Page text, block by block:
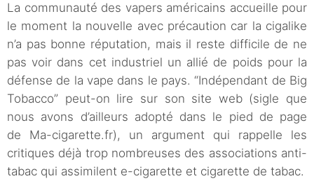
La communauté des vapers américains accueille pour
le moment la nouvelle avec précaution car la cigalike
n’a pas bonne réputation, mais il reste difficile de ne
pas voir dans cet industriel un allié de poids pour la
défense de la vape dans le pays. “Indépendant de Big
Tobacco” peut-on lire sur son site web (sigle que
nous avons d’ailleurs adopté dans le pied de page
de Ma-cigarette.fr), un argument qui rappelle les
critiques déjà trop nombreuses des associations anti-
tabac qui assimilent e-cigarette et cigarette de tabac.